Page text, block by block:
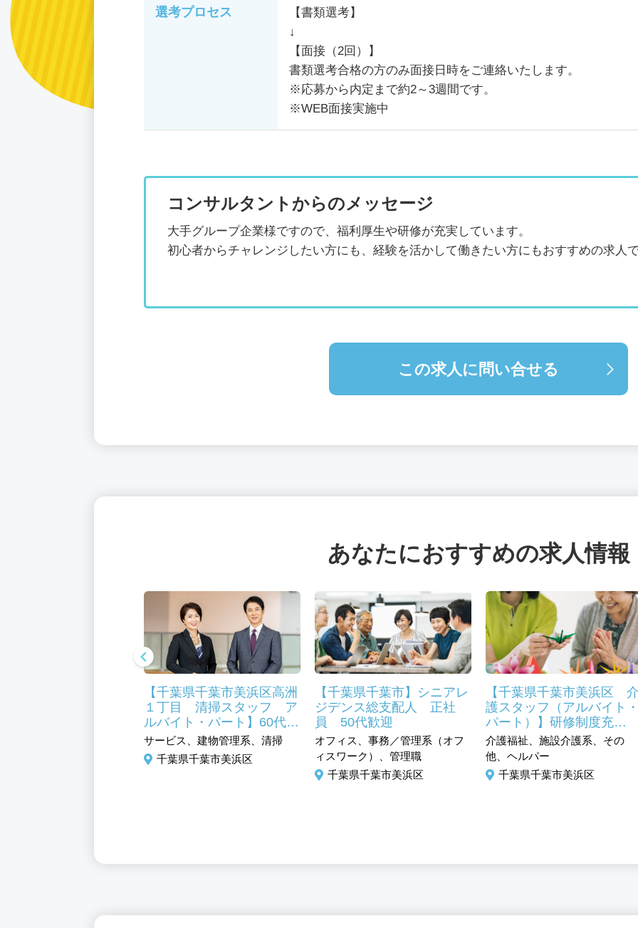
選考プロセス
【書類選考】
↓
【面接（2回）】
書類選考合格の方のみ面接日時をご連絡いたします。
※応募から内定まで約2～3週間です。
※WEB面接実施中
コンサルタントからのメッセージ
大手グループ企業様ですので、福利厚生や研修が充実しています。
初心者からチャレンジしたい方にも、経験を活かして働きたい方にもおすすめの求人
この求人に問い合せる
あなたにおすすめの求人情報
【千葉県千葉市美浜区高洲
１丁目 清掃スタッフ ア
ルバイト・パート】60代活
躍中 清掃未経験の方でも
安心の研修制度あり
サービス、建物管理系、清掃
千葉県千葉市美浜区
【千葉県千葉市】シニアレ
ジデンス総支配人 正社
員 50代歓迎
オフィス、事務／管理系（オフ
ィスワーク）、管理職
千葉県千葉市美浜区
【千葉県千葉市美浜区
護スタッフ（アルバイト
パート）】研修制度充
実！ 資格取得支援制度
介護福祉、施設介護系、その
他、ヘルパー
千葉県千葉市美浜区